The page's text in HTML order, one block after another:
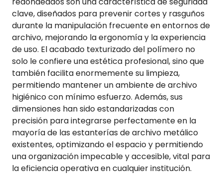
clave, diseñados para prevenir cortes y rasguños
durante la manipulación frecuente en entornos de
archivo, mejorando la ergonomía y la experiencia
de uso. El acabado texturizado del polímero no
solo le confiere una estética profesional, sino que
también facilita enormemente su limpieza,
permitiendo mantener un ambiente de archivo
higiénico con mínimo esfuerzo. Además, sus
dimensiones han sido estandarizadas con
precisión para integrarse perfectamente en la
mayoría de las estanterías de archivo metálico
existentes, optimizando el espacio y permitiendo
una organización impecable y accesible, vital para
la eficiencia operativa en cualquier institución.